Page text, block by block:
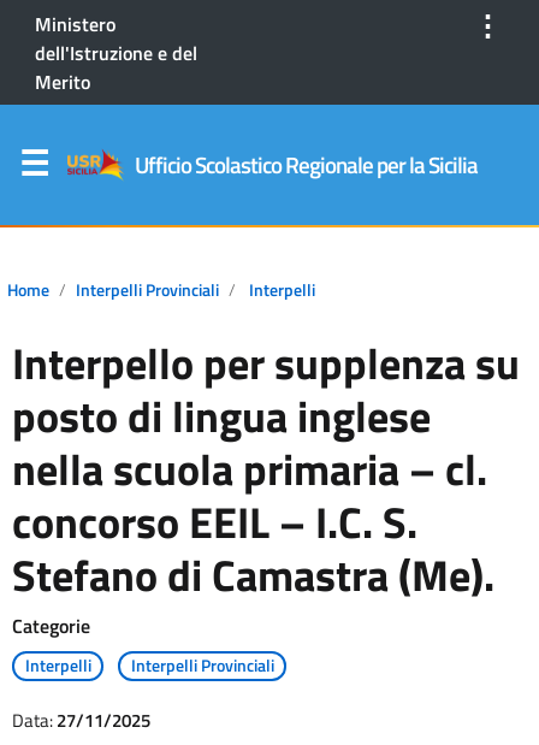
Ministero
dell'Istruzione e del
Merito
⋮
Ufficio Scolastico Regionale per la Sicilia
Home Interpelli Provinciali Interpelli
Interpello per supplenza su
posto di lingua inglese
nella scuola primaria – cl.
concorso EEIL – I.C. S.
Stefano di Camastra (Me).
Categorie
Interpelli Interpelli Provinciali
Data:27/11/2025